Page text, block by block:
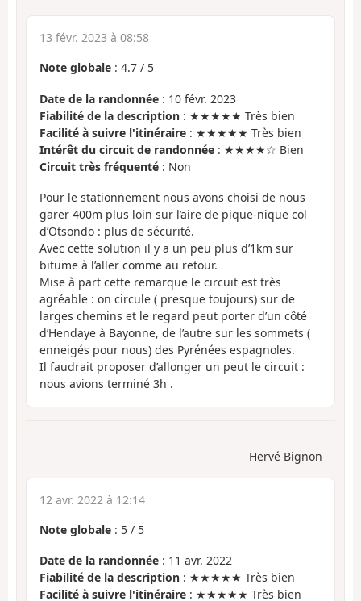
13 févr. 2023 à 08:58
Note globale : 4.7 / 5
Date de la randonnée : 10 févr. 2023
Fiabilité de la description : ★★★★★ Très bien
Facilité à suivre l'itinéraire : ★★★★★ Très bien
Intérêt du circuit de randonnée : ★★★★☆ Bien
Circuit très fréquenté : Non
Pour le stationnement nous avons choisi de nous
garer 400m plus loin sur l’aire de pique-nique col
d’Otsondo : plus de sécurité.
Avec cette solution il y a un peu plus d’1km sur
bitume à l’aller comme au retour.
Mise à part cette remarque le circuit est très
agréable : on circule ( presque toujours) sur de
larges chemins et le regard peut porter d’un côté
d’Hendaye à Bayonne, de l’autre sur les sommets (
enneigés pour nous) des Pyrénées espagnoles.
Il faudrait proposer d’allonger un peut le circuit :
nous avions terminé 3h .
Hervé Bignon
12 avr. 2022 à 12:14
Note globale : 5 / 5
Date de la randonnée : 11 avr. 2022
Fiabilité de la description : ★★★★★ Très bien
Facilité à suivre l'itinéraire : ★★★★★ Très bien